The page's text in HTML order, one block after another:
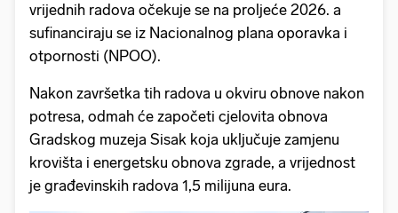
vrijednih radova očekuje se na proljeće 2026. a
sufinanciraju se iz Nacionalnog plana oporavka i
otpornosti (NPOO).
Nakon završetka tih radova u okviru obnove nakon
potresa, odmah će započeti cjelovita obnova
Gradskog muzeja Sisak koja uključuje zamjenu
krovišta i energetsku obnova zgrade, a vrijednost
je građevinskih radova 1,5 milijuna eura.